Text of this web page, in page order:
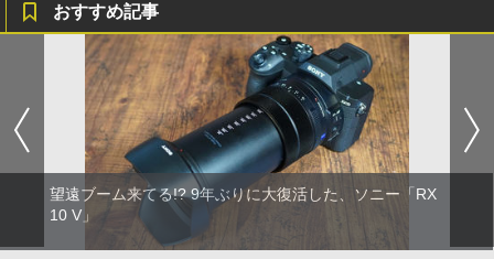
おすすめ記事
望遠ブーム来てる!? 9年ぶりに大復活した、ソニー「RX
10 V」